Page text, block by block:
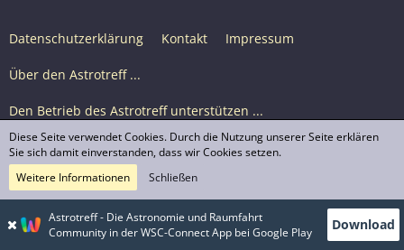
Datenschutzerklärung Kontakt Impressum
Über den Astrotreff ...
Den Betrieb des Astrotreff unterstützen ...
Nutzungsbedingungen
© Astrotreff 2001-2026, lizenziert unter CC BY-SA,
sofern für einzelne Inhalte nicht anders angegeben
Astrotreff - Die Astronomie und Raumfahrt
Community in der WSC-Connect App bei Google Play
Download
Diese Seite verwendet Cookies. Durch die Nutzung unserer Seite erklären
Sie sich damit einverstanden, dass wir Cookies setzen.
Weitere Informationen
Schließen